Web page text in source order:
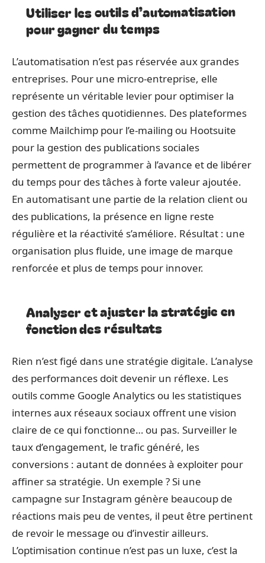
Utiliser les outils d’automatisation
pour gagner du temps
L’automatisation n’est pas réservée aux grandes
entreprises. Pour une micro-entreprise, elle
représente un véritable levier pour optimiser la
gestion des tâches quotidiennes. Des plateformes
comme Mailchimp pour l’e-mailing ou Hootsuite
pour la gestion des publications sociales
permettent de programmer à l’avance et de libérer
du temps pour des tâches à forte valeur ajoutée.
En automatisant une partie de la relation client ou
des publications, la présence en ligne reste
régulière et la réactivité s’améliore. Résultat : une
organisation plus fluide, une image de marque
renforcée et plus de temps pour innover.
Analyser et ajuster la stratégie en
fonction des résultats
Rien n’est figé dans une stratégie digitale. L’analyse
des performances doit devenir un réflexe. Les
outils comme Google Analytics ou les statistiques
internes aux réseaux sociaux offrent une vision
claire de ce qui fonctionne… ou pas. Surveiller le
taux d’engagement, le trafic généré, les
conversions : autant de données à exploiter pour
affiner sa stratégie. Un exemple ? Si une
campagne sur Instagram génère beaucoup de
réactions mais peu de ventes, il peut être pertinent
de revoir le message ou d’investir ailleurs.
L’optimisation continue n’est pas un luxe, c’est la